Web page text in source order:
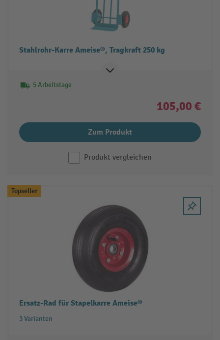
Stahlrohr-Karre Ameise®, Tragkraft 250 kg
5 Arbeitstage
105,00 €
Zum Produkt
Produkt vergleichen
Topseller
Ersatz-Rad für Stapelkarre Ameise®
3 Varianten